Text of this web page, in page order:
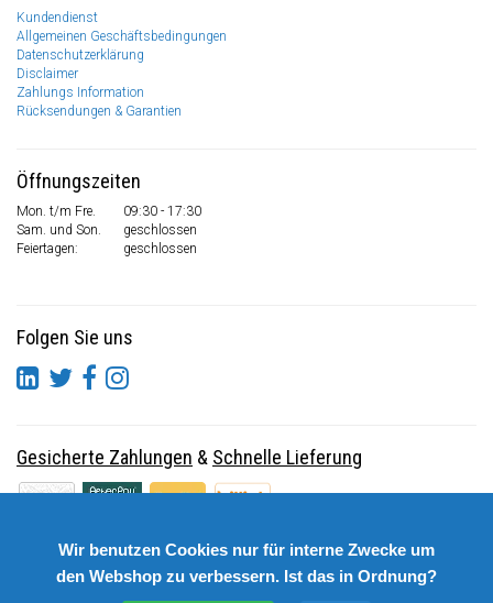
Kundendienst
Allgemeinen Geschäftsbedingungen
Datenschutzerklärung
Disclaimer
Zahlungs Information
Rücksendungen & Garantien
Öffnungszeiten
Mon. t/m Fre.
09:30 - 17:30
Sam. und Son.
geschlossen
Feiertagen:
geschlossen
Folgen Sie uns
Gesicherte Zahlungen & Schnelle Lieferung
Wir benutzen Cookies nur für interne Zwecke um
den Webshop zu verbessern. Ist das in Ordnung?